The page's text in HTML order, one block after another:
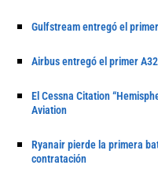
Gulfstream entregó el
Airbus entregó el primer
El Cessna Citation
Aviation
Ryanair pierde la primera
contratación